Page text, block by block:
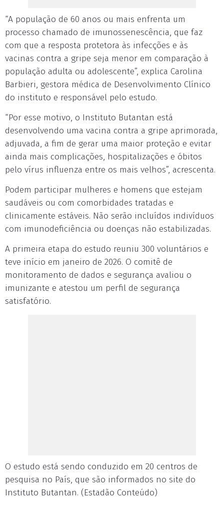
“A população de 60 anos ou mais enfrenta um
processo chamado de imunossenescência, que faz
com que a resposta protetora às infecções e às
vacinas contra a gripe seja menor em comparação à
população adulta ou adolescente”, explica Carolina
Barbieri, gestora médica de Desenvolvimento Clínico
do instituto e responsável pelo estudo.
“Por esse motivo, o Instituto Butantan está
desenvolvendo uma vacina contra a gripe aprimorada,
adjuvada, a fim de gerar uma maior proteção e evitar
ainda mais complicações, hospitalizações e óbitos
pelo vírus influenza entre os mais velhos”, acrescenta.
Podem participar mulheres e homens que estejam
saudáveis ou com comorbidades tratadas e
clinicamente estáveis. Não serão incluídos indivíduos
com imunodeficiência ou doenças não estabilizadas.
A primeira etapa do estudo reuniu 300 voluntários e
teve início em janeiro de 2026. O comitê de
monitoramento de dados e segurança avaliou o
imunizante e atestou um perfil de segurança
satisfatório.
O estudo está sendo conduzido em 20 centros de
pesquisa no País, que são informados no site do
Instituto Butantan. (Estadão Conteúdo)